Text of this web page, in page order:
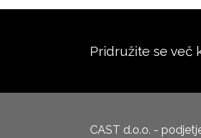
Pridružite se več
CAST d.o.o. -